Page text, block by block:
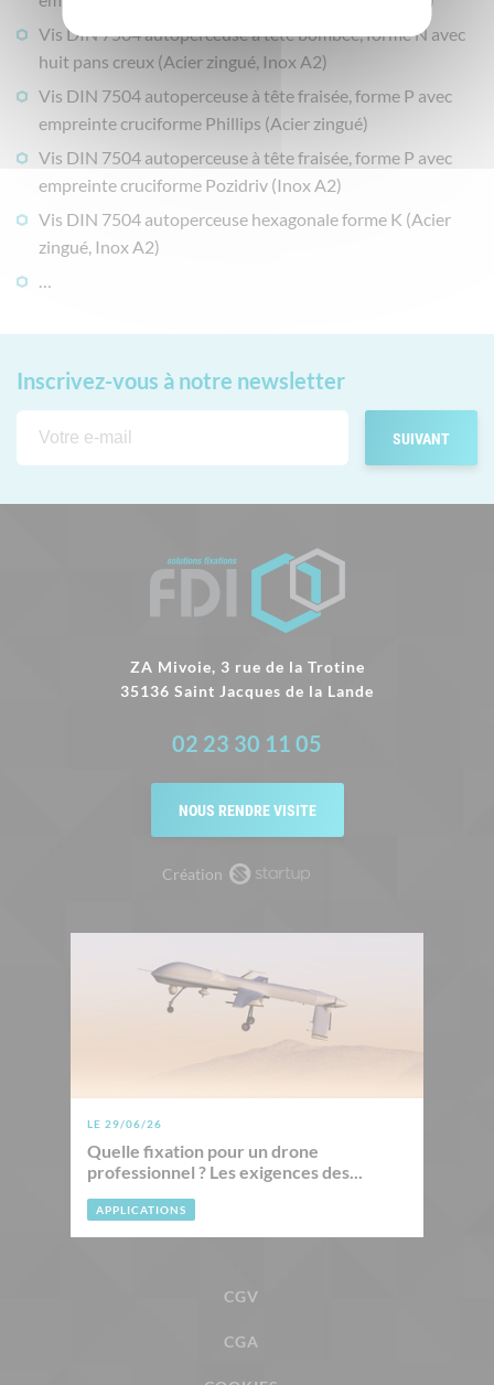
Vis DIN 7504 autoperceuse à tête bombée, forme N avec
huit pans creux (Acier zingué, Inox A2)
Vis DIN 7504 autoperceuse à tête fraisée, forme P avec
empreinte cruciforme Phillips (Acier zingué)
Vis DIN 7504 autoperceuse à tête fraisée, forme P avec
empreinte cruciforme Pozidriv (Inox A2)
Vis DIN 7504 autoperceuse hexagonale forme K (Acier
zingué, Inox A2)
…
Inscrivez-vous à notre newsletter
ZA Mivoie, 3 rue de la Trotine
35136 Saint Jacques de la Lande
02 23 30 11 05
NOUS RENDRE VISITE
Création
LE 29/06/26
Quelle fixation pour un drone
professionnel ? Les exigences des...
APPLICATIONS
CGV
CGA